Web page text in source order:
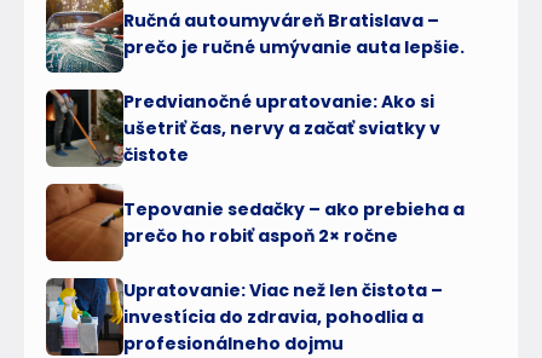
Ručná autoumyváreň Bratislava –
prečo je ručné umývanie auta lepšie.
Predvianočné upratovanie: Ako si
ušetriť čas, nervy a začať sviatky v
čistote
Tepovanie sedačky – ako prebieha a
prečo ho robiť aspoň 2× ročne
Upratovanie: Viac než len čistota –
investícia do zdravia, pohodlia a
profesionálneho dojmu